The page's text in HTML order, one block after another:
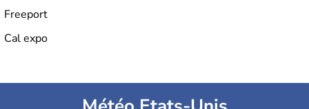
Freeport
Cal expo